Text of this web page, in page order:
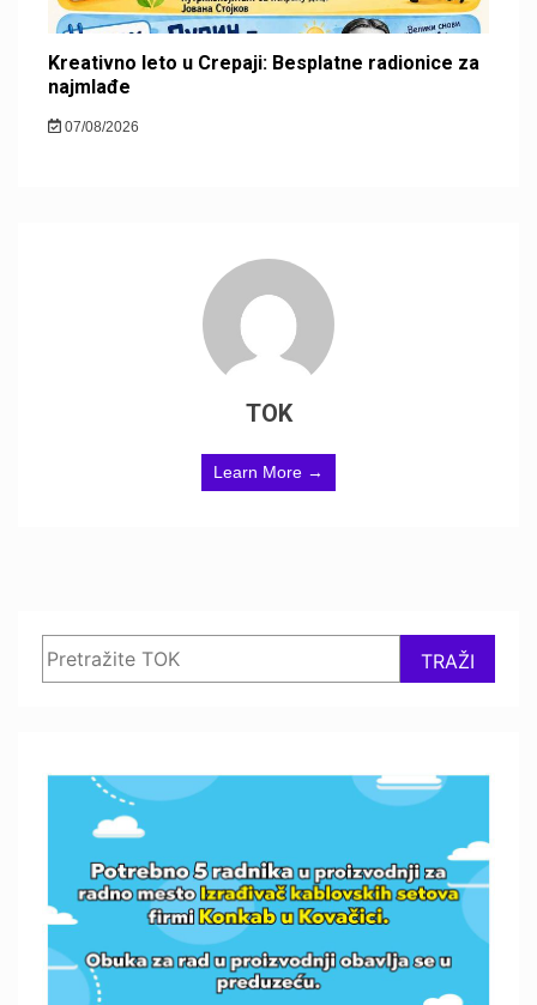
Kreativno leto u Crepaji: Besplatne radionice za
najmlađe
07/08/2026
TOK
Learn More →
TRAŽI